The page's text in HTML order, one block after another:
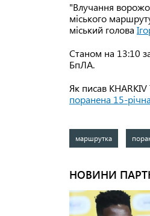
"Влучання
міського
міський голова
Станом на 13:10
БпЛА.
Як писав KHARKIV
поранена 15-
маршрутка